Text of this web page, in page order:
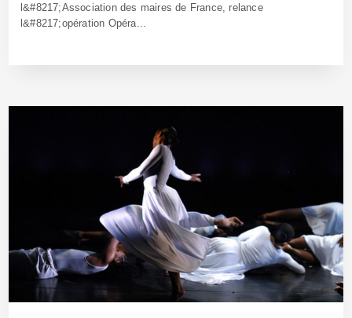
l&#8217;Association des maires de France, relance
l&#8217;opération Opéra...